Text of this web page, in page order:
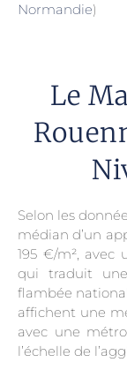
Normandie)
Le
Selon les
médian d’un
195 €/m², avec
qui traduit
flambée
affichent une
avec une
l’échelle de